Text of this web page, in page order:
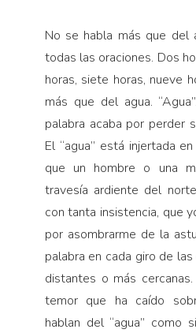
No se habla más que del
todas las oraciones. Dos
horas, siete horas, nueve
más que del agua.
palabra acaba por perder
El “agua” está injertada
que un hombre o una
travesía ardiente del
con tanta insistencia, que
por asombrarme de la
palabra en cada giro de
distantes o más
temor que ha caído
hablan del “agua” como